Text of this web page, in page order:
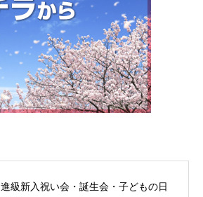
進級新入祝い会・誕生会・子どもの日